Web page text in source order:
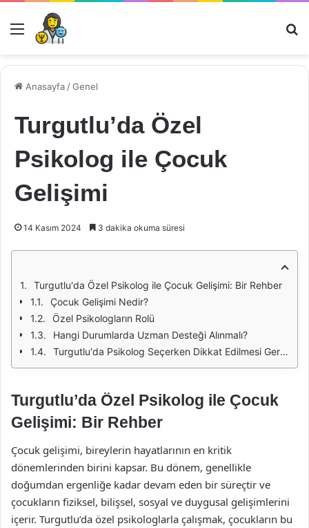
Menü
Anasayfa /Genel
Turgutlu’da Özel
Psikolog ile Çocuk
Gelişimi
14 Kasım 2024 3 dakika okuma süresi
Turgutlu'da Özel Psikolog ile Çocuk Gelişimi: Bir Rehber
Çocuk Gelişimi Nedir?
Özel Psikologların Rolü
Hangi Durumlarda Uzman Desteği Alınmalı?
Turgutlu'da Psikolog Seçerken Dikkat Edilmesi Gerekenler
Turgutlu’da Özel Psikolog ile Çocuk
Gelişimi: Bir Rehber
Çocuk gelişimi, bireylerin hayatlarının en kritik
dönemlerinden birini kapsar. Bu dönem, genellikle
doğumdan ergenliğe kadar devam eden bir süreçtir ve
çocukların fiziksel, bilişsel, sosyal ve duygusal gelişimlerini
içerir. Turgutlu’da özel psikologlarla çalışmak, çocukların bu